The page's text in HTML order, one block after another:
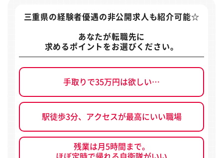
三重県の経験者優遇の非公開求人 も紹介可能☆
あなたが転職先に
求めるポイントをお選びください。
手取りで35万円は欲しい…
駅徒歩3分、アクセスが最高にいい職場
残業は月5時間まで。
ほぼ定時で帰れる自衛隊がいい